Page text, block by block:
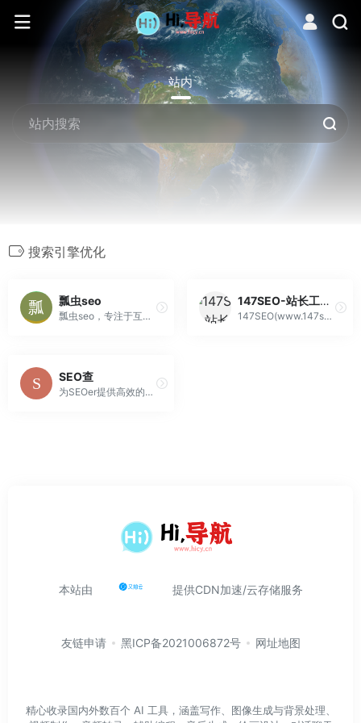
站内
搜索引擎优化
瓢虫seo
瓢虫seo，专注于互联网seo网站营销推广，帮助企业公司网站关键词优化排名上首页，咨询电话:17733852407（同微信）
147SEO-站长工具-147采集-147发布-免费采集器-成都一米集客科技有限公司
147SEO(www.147seo.com)专注于站长工具开发,147采集,147发布,网站优化搜索引擎排名.为站长们提供免费采集器,推送工具,收录查询工具,文章发布工具,网站排名工具!
SEO查
为SEOer提供高效的SEO在线解决方案，集合SEO常用工具，批量化查询网站收录、关键词排名、状态码与死链检测、网址采集，长尾关键词挖掘等SEO综合查询服务 &#8211; SEOCha.net
本站由 提供CDN加速/云存储服务
友链申请 黑ICP备2021006872号 网址地图
精心收录国内外数百个 AI 工具，涵盖写作、图像生成与背景处理、